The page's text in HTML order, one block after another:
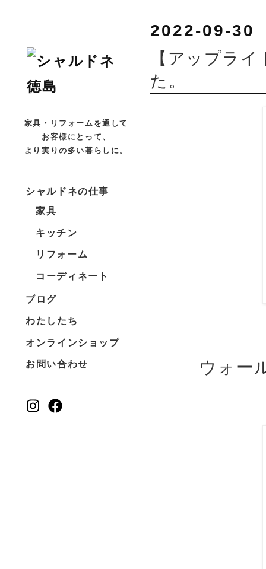
家具・リフォームを通して
お客様にとって、
より実りの多い暮らしに。
シャルドネの仕事
家具
キッチン
リフォーム
コーディネート
ブログ
わたしたち
オンラインショップ
お問い合わせ
2022-09-30
【アップラ
た。
ウォ